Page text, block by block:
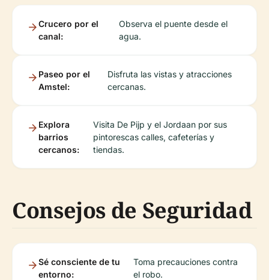
Crucero por el
canal:
Observa el puente desde el
agua.
Paseo por el
Amstel:
Disfruta las vistas y atracciones
cercanas.
Explora
barrios
cercanos:
Visita De Pijp y el Jordaan por sus
pintorescas calles, cafeterías y
tiendas.
Consejos de Seguridad
Sé consciente de tu
entorno:
Toma precauciones contra
el robo.